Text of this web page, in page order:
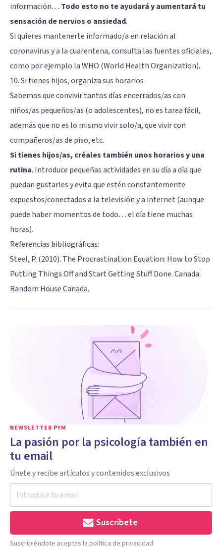
información… Todo esto no te ayudará y aumentará tu
sensación de nervios o ansiedad.
Si quieres mantenerte informado/a en relación al
coronavirus y a la cuarentena, consulta las fuentes oficiales,
como por ejemplo la WHO (World Health Organization).
10. Si tienes hijos, organiza sus horarios
Sabemos que convivir tantos días encerrados/as con
niños/as pequeños/as (o adolescentes), no es tarea fácil,
además que no es lo mismo vivir solo/a, que vivir con
compañeros/as de piso, etc.
Si tienes hijos/as, créales también unos horarios y una
rutina. Introduce pequeñas actividades en su día a día que
puedan gustarles y evita que estén constantemente
expuestos/conectados a la televisión y a internet (aunque
puede haber momentos de todo… el día tiene muchas
horas).
Referencias bibliográficas:
Steel, P. (2010). The Procrastination Equation: How to Stop
Putting Things Off and Start Getting Stuff Done. Canada:
Random House Canada.
NEWSLETTER PYM
La pasión por la psicología también en
tu email
Únete y recibe artículos y contenidos exclusivos
Suscríbete
Suscribiéndote aceptas la política de privacidad